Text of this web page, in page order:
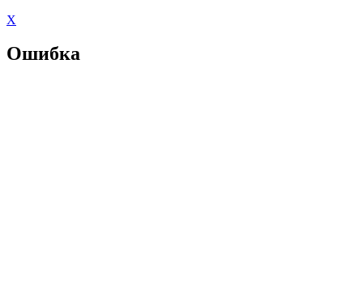
X
Ошибка